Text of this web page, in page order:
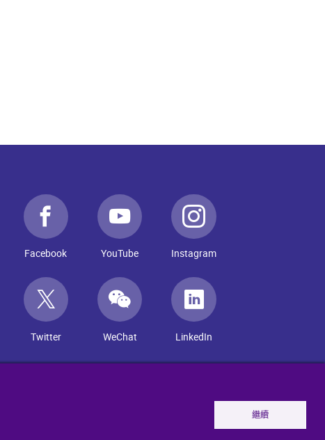
繼續
Facebook YouTube Instagram
Twitter WeChat LinkedIn